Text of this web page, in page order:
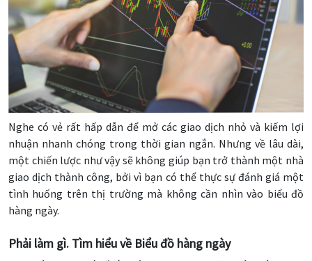
Nghe có vẻ rất hấp dẫn để mở các giao dịch nhỏ và kiếm lợi
nhuận nhanh chóng trong thời gian ngắn. Nhưng về lâu dài,
một chiến lược như vậy sẽ không giúp bạn trở thành một nhà
giao dịch thành công, bởi vì bạn có thể thực sự đánh giá một
tình huống trên thị trường mà không cần nhìn vào biểu đồ
hàng ngày.
Phải làm gì. Tìm hiểu về Biểu đồ hàng ngày